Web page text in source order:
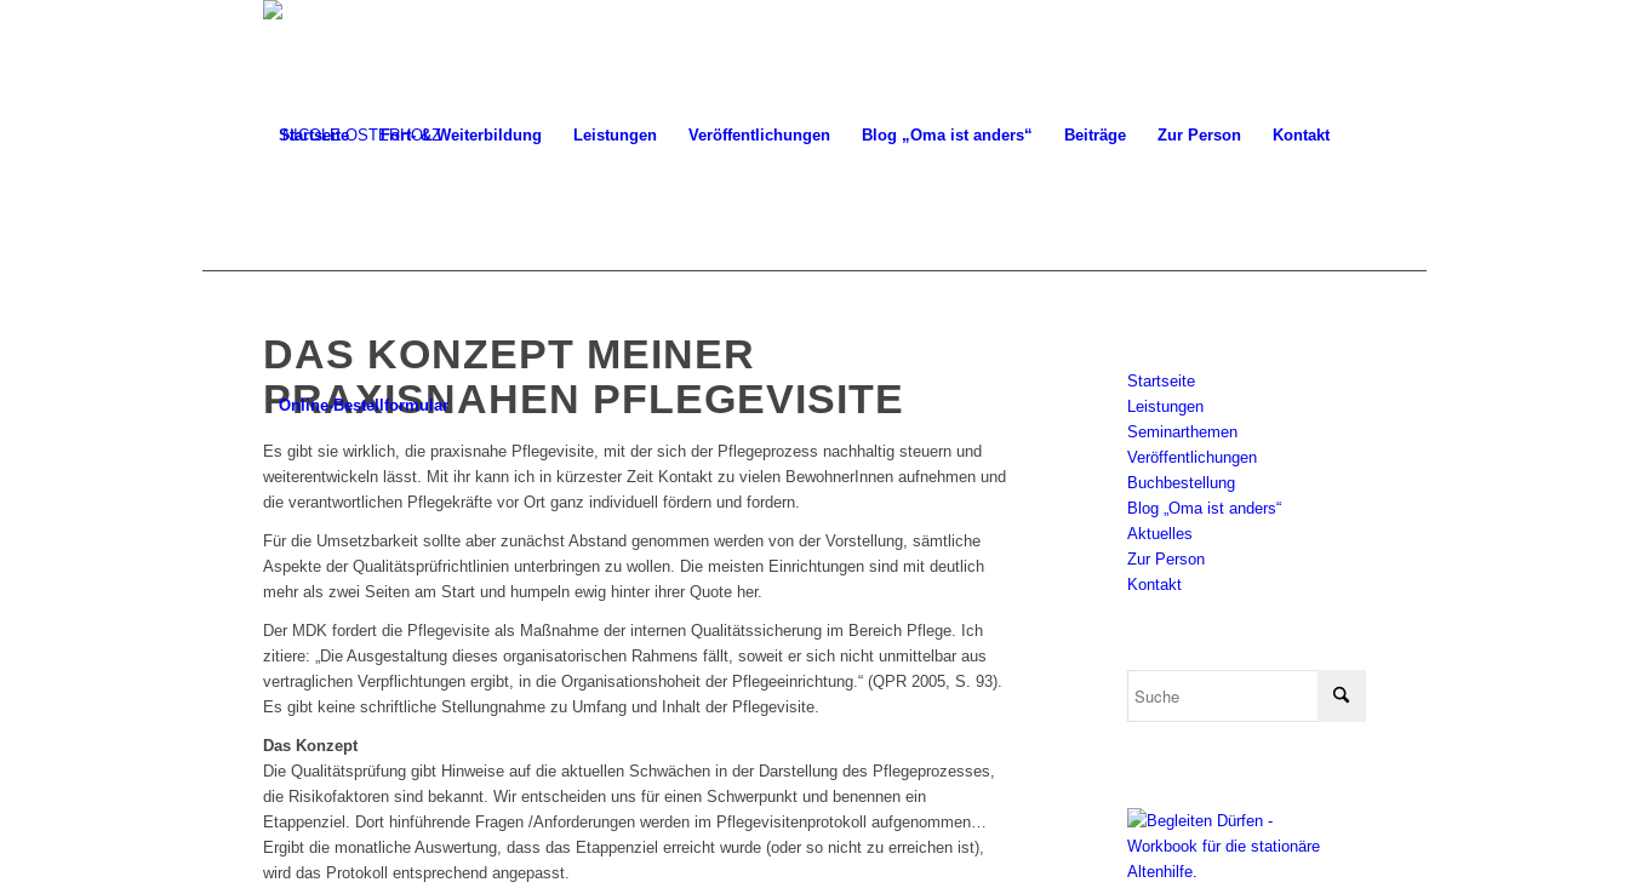
Startseite Fort- & Weiterbildung Leistungen Veröffentlichungen Blog „Oma ist anders“ Beiträge Zur Person Kontakt
Online-Bestellformular
DAS KONZEPT MEINER
PRAXISNAHEN PFLEGEVISITE
Es gibt sie wirklich, die praxisnahe Pflegevisite, mit der sich der Pflegeprozess nachhaltig steuern und
weiterentwickeln lässt. Mit ihr kann ich in kürzester Zeit Kontakt zu vielen BewohnerInnen aufnehmen und
die verantwortlichen Pflegekräfte vor Ort ganz individuell fördern und fordern.
Für die Umsetzbarkeit sollte aber zunächst Abstand genommen werden von der Vorstellung, sämtliche
Aspekte der Qualitätsprüfrichtlinien unterbringen zu wollen. Die meisten Einrichtungen sind mit deutlich
mehr als zwei Seiten am Start und humpeln ewig hinter ihrer Quote her.
Der MDK fordert die Pflegevisite als Maßnahme der internen Qualitätssicherung im Bereich Pflege. Ich
zitiere: „Die Ausgestaltung dieses organisatorischen Rahmens fällt, soweit er sich nicht unmittelbar aus
vertraglichen Verpflichtungen ergibt, in die Organisationshoheit der Pflegeeinrichtung.“ (QPR 2005, S. 93).
Es gibt keine schriftliche Stellungnahme zu Umfang und Inhalt der Pflegevisite.
Das Konzept
Die Qualitätsprüfung gibt Hinweise auf die aktuellen Schwächen in der Darstellung des Pflegeprozesses,
die Risikofaktoren sind bekannt. Wir entscheiden uns für einen Schwerpunkt und benennen ein
Etappenziel. Dort hinführende Fragen /Anforderungen werden im Pflegevisitenprotokoll aufgenommen…
Ergibt die monatliche Auswertung, dass das Etappenziel erreicht wurde (oder so nicht zu erreichen ist),
wird das Protokoll entsprechend angepasst.
Startseite
Leistungen
Seminarthemen
Veröffentlichungen
Buchbestellung
Blog „Oma ist anders“
Aktuelles
Zur Person
Kontakt